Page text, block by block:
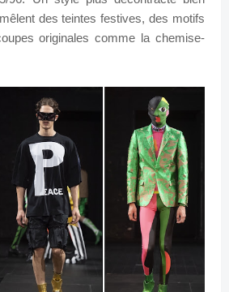
des teintes festives, des motifs
originales comme la chemise-